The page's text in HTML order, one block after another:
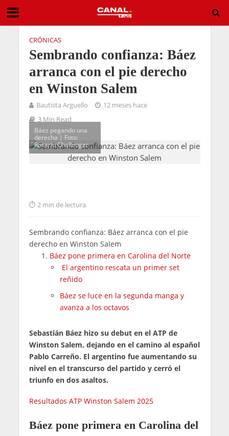
CRÓNICAS
Sembrando confianza: Báez
arranca con el pie derecho
en Winston Salem
Bautista Arguello
12 meses hace
3 Min Read
Báez pegando una
derecha | Foto:
Rosario Challenger
2 min de lectura
Sembrando confianza: Báez arranca con el pie
derecho en Winston Salem
Báez pone primera en Carolina del Norte
El argentino rescata un primer set
reñido
Báez se luce en la segunda manga y
avanza a los octavos
Sebastián Báez hizo su debut en el ATP de
Winston Salem, dejando en el camino al español
Pablo Carreño. El argentino fue aumentando su
nivel en el transcurso del partido y cerró el
triunfo en dos asaltos.
Resultados ATP Winston Salem 2025
Báez pone primera en Carolina del